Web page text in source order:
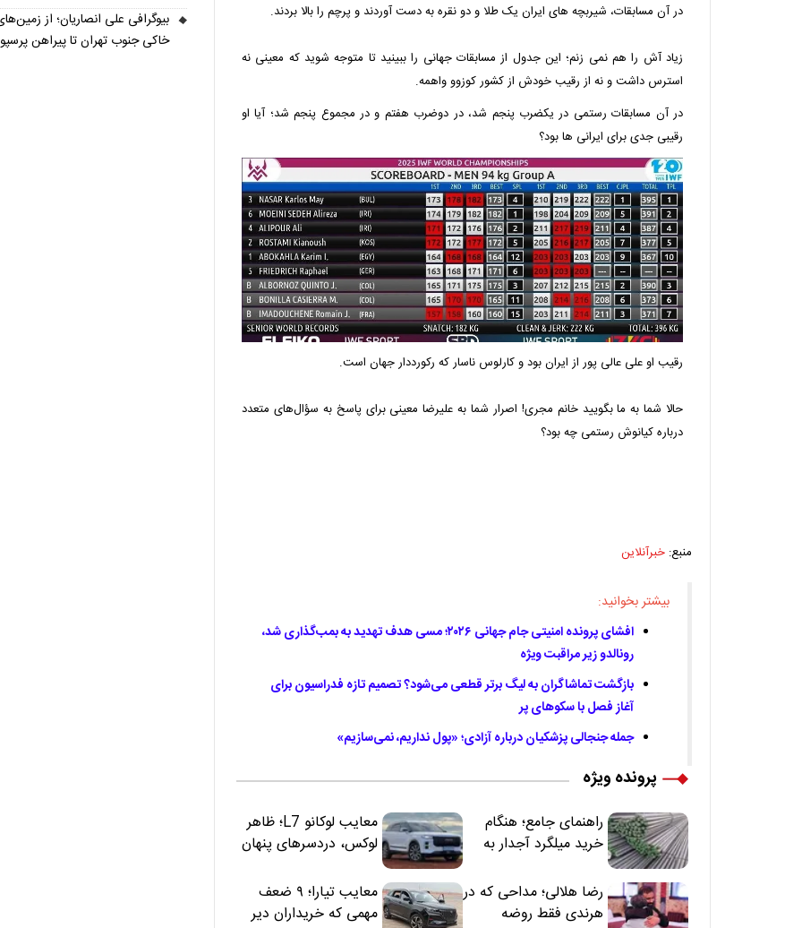
در آن مسابقات، شیربچه های ایران یک طلا و دو نقره به دست آوردند و پرچم را بالا بردند.
زیاد آش را هم نمی زنم؛ این جدول از مسابقات جهانی را ببینید تا متوجه شوید که معینی نه
استرس داشت و نه از رقیب خودش از کشور کوزوو واهمه.
در آن مسابقات رستمی در یکضرب پنجم شد، در دوضرب هفتم و در مجموع پنجم شد؛ آیا او
رقیبی جدی برای ایرانی ها بود؟
رقیب او علی عالی پور از ایران بود و کارلوس ناسار که رکورددار جهان است.
حالا شما به ما بگویید خانم مجری! اصرار شما به علیرضا معینی برای پاسخ به سؤال‌های متعدد
درباره کیانوش رستمی چه بود؟
منبع: خبرآنلاین
بیشتر بخوانید:
افشای پرونده امنیتی جام جهانی ۲۰۲۶؛ مسی هدف تهدید به بمب‌گذاری شد،
رونالدو زیر مراقبت ویژه
بازگشت تماشاگران به لیگ برتر قطعی می‌شود؟ تصمیم تازه فدراسیون برای
آغاز فصل با سکوهای پر
جمله جنجالی پزشکیان درباره آزادی؛ «پول نداریم، نمی‌سازیم»
پرونده ویژه
راهنمای جامع؛ هنگام
خرید میلگرد آجدار به
معایب لوکانو L7؛ ظاهر
لوکس، دردسرهای پنهان
رضا هلالی؛ مداحی که در
هرندی فقط روضه
معایب تیارا؛ ۹ ضعف
مهمی که خریداران دیر
بیوگرافی علی انصاریان؛ از
خاکی جنوب تهران تا پیراهن